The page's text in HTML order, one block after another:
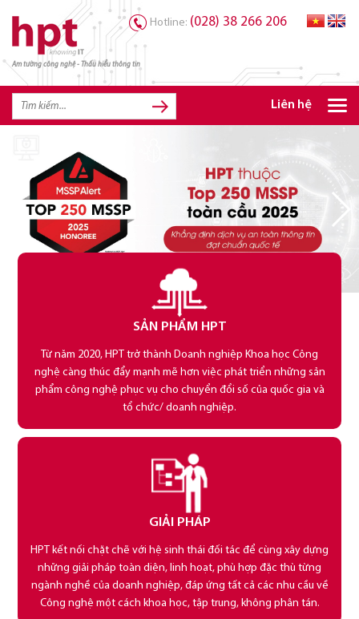
Am tường công nghệ - Thấu hiểu thông tin
Hotline: (028) 38 266 206
Liên hệ
SẢN PHẨM HPT
Từ năm 2020, HPT trở thành Doanh nghiệp Khoa học Công
nghệ càng thúc đẩy mạnh mẽ hơn việc phát triển những sản
phẩm công nghệ phục vụ cho chuyển đổi số của quốc gia và
tổ chức/ doanh nghiệp.
GIẢI PHÁP
HPT kết nối chặt chẽ với hệ sinh thái đối tác để cùng xây dựng
những giải pháp toàn diện, linh hoạt, phù hợp đặc thù từng
ngành nghề của doanh nghiệp, đáp ứng tất cả các nhu cầu về
Công nghệ một cách khoa học, tập trung, không phân tán.
TRANG CHỦ
TRANG CHỦ
GIẢI PHÁP
DỊCH VỤ
TRI THỨC
CƠ HỘI NGHỀ NGHIỆP